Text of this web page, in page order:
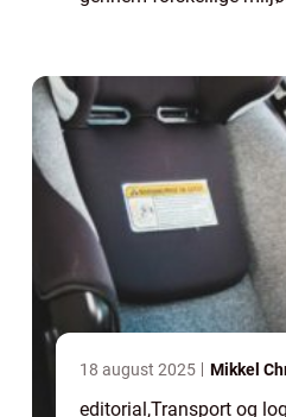
18 august 2025 Mikkel
editorial,Transport og